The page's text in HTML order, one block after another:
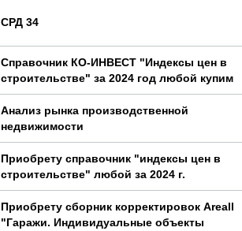
СРД 34
Справочник КО-ИНВЕСТ "Индексы цен в
строительстве" за 2024 год любой купим
Анализ рынка производственной
недвижимости
Приобрету справочник "индексы цен в
строительстве" любой за 2024 г.
Приобрету сборник корректировок Areall
"Гаражи. Индивидуальные объекты